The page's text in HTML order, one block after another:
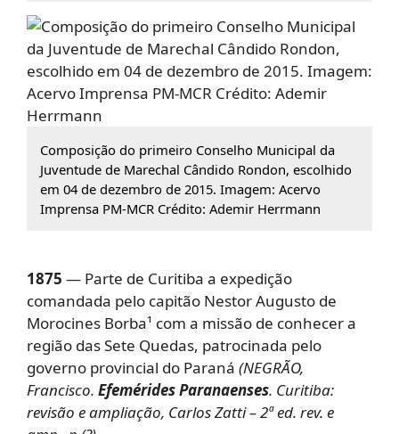
Composição do primeiro Conselho Municipal da
Juventude de Marechal Cândido Rondon, escolhido
em 04 de dezembro de 2015. Imagem: Acervo
Imprensa PM-MCR Crédito: Ademir Herrmann
1875 — Parte de Curitiba a expedição
comandada pelo capitão Nestor Augusto de
Morocines Borba¹ com a missão de conhecer a
região das Sete Quedas, patrocinada pelo
governo provincial do Paraná (NEGRÃO,
Francisco. Efemérides Paranaenses. Curitiba:
revisão e ampliação, Carlos Zatti – 2ª ed. rev. e